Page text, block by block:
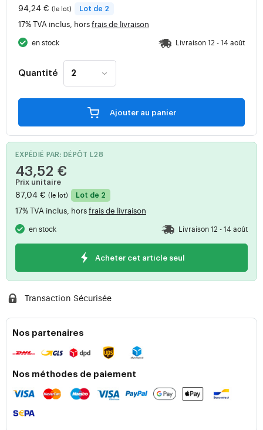
94,24 € (le lot) Lot de 2
17% TVA inclus, horsfrais de livraison
en stock Livraison 12 - 14 août
Quantité
Ajouter au panier
EXPÉDIÉ PAR: DÉPÔT L28
43,52 €
Prix unitaire
87,04 € (le lot) Lot de 2
17% TVA inclus, horsfrais de livraison
en stock Livraison 12 - 14 août
Acheter cet article seul
Transaction Sécurisée
Nos partenaires
Nos méthodes de paiement